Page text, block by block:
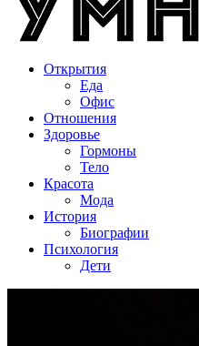
Открытия
Еда
Офис
Отношения
Здоровье
Гормоны
Тело
Красота
Мода
История
Биографии
Психология
Дети